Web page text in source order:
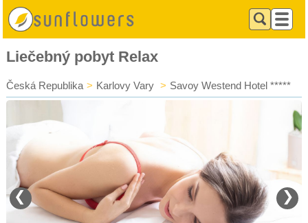
Liečebný pobyt Relax
Česká Republika > Karlovy Vary > Savoy Westend Hotel *****
❮ ❯